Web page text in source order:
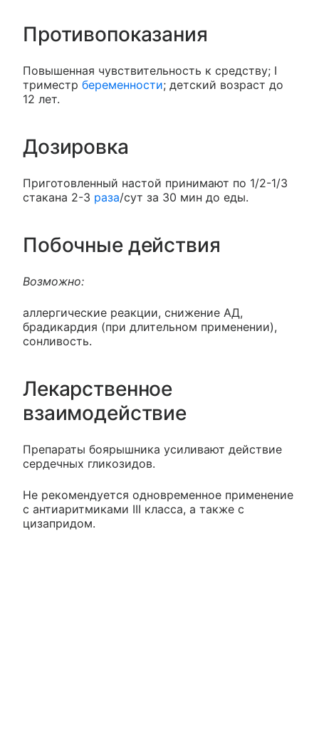
Противопоказания
Повышенная чувствительность к средству; I
триместр беременности; детский возраст до
12 лет.
Дозировка
Приготовленный настой принимают по 1/2-1/3
стакана 2-3 раза/сут за 30 мин до еды.
Побочные действия
Возможно:
аллергические реакции, снижение АД,
брадикардия (при длительном применении),
сонливость.
Лекарственное
взаимодействие
Препараты боярышника усиливают действие
сердечных гликозидов.
Не рекомендуется одновременное применение
с антиаритмиками III класса, а также с
цизапридом.